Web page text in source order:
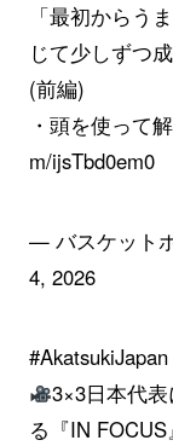
「最初からう
じて少しずつ
(前編)
・頭を使って
m/ijsTbd0em0
— バスケット
4, 2026
#AkatsukiJapan
3×3日本代
る『IN FOCUS